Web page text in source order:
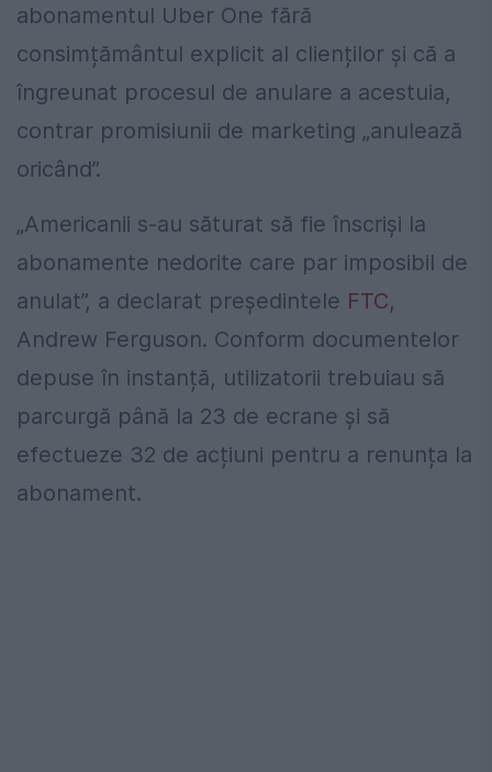
abonamentul Uber One fără
consimțământul explicit al clienților și că a
îngreunat procesul de anulare a acestuia,
contrar promisiunii de marketing „anulează
oricând”.
„Americanii s-au săturat să fie înscriși la
abonamente nedorite care par imposibil de
anulat”, a declarat președintele FTC,
Andrew Ferguson. Conform documentelor
depuse în instanță, utilizatorii trebuiau să
parcurgă până la 23 de ecrane și să
efectueze 32 de acțiuni pentru a renunța la
abonament.